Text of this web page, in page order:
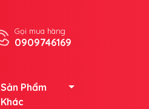
Gọi mua hàng
0909746169
Sản Phẩm
Khác